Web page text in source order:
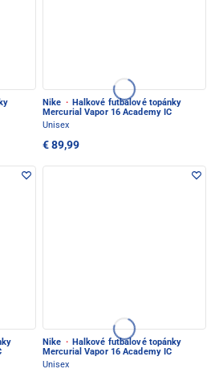
Nike · Halkové futbalové topánky
Mercurial Vapor 16 Academy IC
Unisex
€ 89,99
Nike · Halkové futbalové topánky
Mercurial Vapor 16 Academy IC
Unisex